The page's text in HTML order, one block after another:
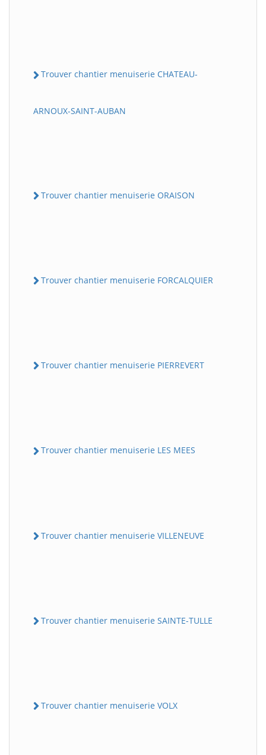
Trouver chantier menuiserie CHATEAU-
ARNOUX-SAINT-AUBAN
Trouver chantier menuiserie ORAISON
Trouver chantier menuiserie FORCALQUIER
Trouver chantier menuiserie PIERREVERT
Trouver chantier menuiserie LES MEES
Trouver chantier menuiserie VILLENEUVE
Trouver chantier menuiserie SAINTE-TULLE
Trouver chantier menuiserie VOLX